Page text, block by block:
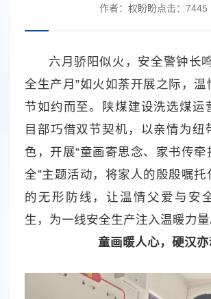
作者： 权盼盼点击： 7445
六月骄阳似火，安全警钟长
全生产月”如火如荼开展之际，温
节如约而至。陕煤建设洗选煤运
目部巧借双节契机，以亲情为纽
色，开展“童画寄思念、家书传牵
全”主题活动，将家人的殷殷嘱托
的无形防线，让温情父爱与安
生，为一线安全生产注入温暖力量
童画暖人心，硬汉